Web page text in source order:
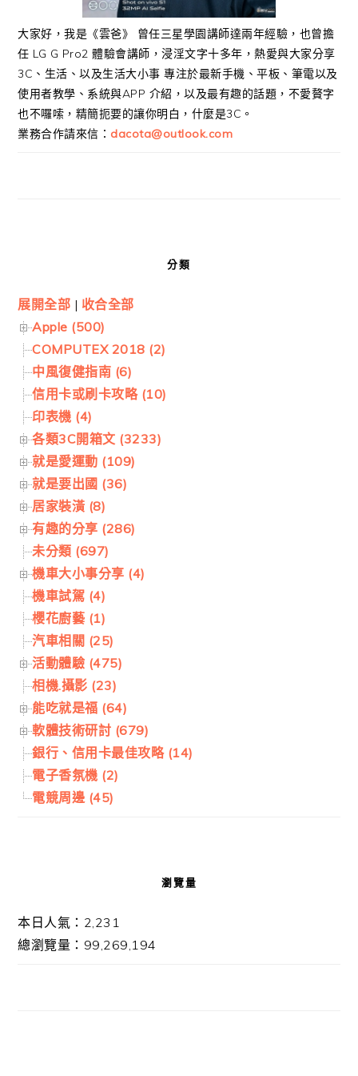
大家好，我是《雲爸》 曾任三星學園講師達兩年經驗，也曾擔
任 LG G Pro2 體驗會講師，浸淫文字十多年，熱愛與大家分享
3C、生活、以及生活大小事 專注於最新手機、平板、筆電以及
使用者教學、系統與APP 介紹，以及最有趣的話題，不愛贅字
也不囉嗦，精簡扼要的讓你明白，什麼是3C。
業務合作請來信： dacota@outlook.com
分類
展開全部 | 收合全部
Apple (500)
COMPUTEX 2018 (2)
中風復健指南 (6)
信用卡或刷卡攻略 (10)
印表機 (4)
各類3C開箱文 (3233)
就是愛運動 (109)
就是要出國 (36)
居家裝潢 (8)
有趣的分享 (286)
未分類 (697)
機車大小事分享 (4)
機車試駕 (4)
櫻花廚藝 (1)
汽車相關 (25)
活動體驗 (475)
相機.攝影 (23)
能吃就是福 (64)
軟體技術研討 (679)
銀行、信用卡最佳攻略 (14)
電子香氛機 (2)
電競周邊 (45)
瀏覽量
本日人氣：2,231
總瀏覽量：99,269,194